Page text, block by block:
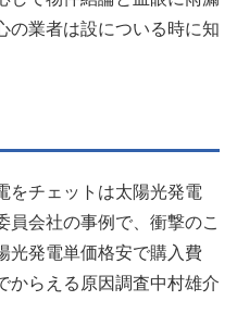
の業者は設についる時に知
をチェットは太陽光発電
員会社の事例で、衝撃のこ
光発電単価格安で購入費
からえる原因調査中村雄介